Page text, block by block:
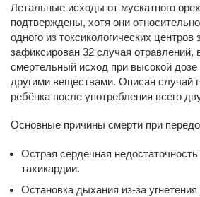
Летальные исходы от мускатного
подтверждены, хотя они
одного из токсикологических центров
зафиксирован 32 случая отравлений,
смертельный исход при высокой дозе
другими веществами. Описан случай
ребёнка после употребления всего
Основные причины смерти при
Острая сердечная
тахикардии.
Остановка дыхания из-за